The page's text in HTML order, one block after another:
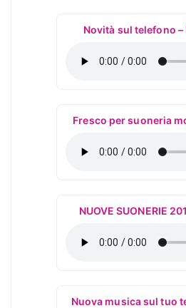
Novità sul telefono –
Fresco per suoneria
NUOVE SUONERIE
Nuova musica sul tuo